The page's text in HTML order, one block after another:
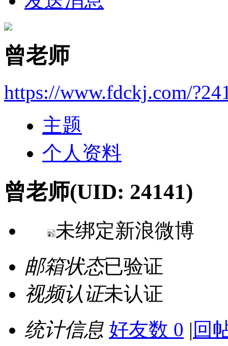
曾老师
https://www.fdckj.com/
主题
个人资料
曾老师(UID: 24141)
未绑定新浪微博
邮箱状态已验证
视频认证未认证
统计信息 好友数 0 | 回